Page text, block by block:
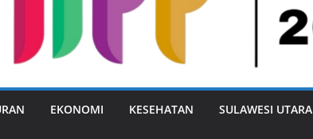
EKONOMI KESEHATAN SULAWESI UTARA